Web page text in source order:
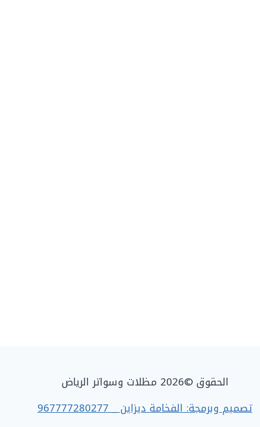
الحقوق ©2026 مظلات وسواتر الرياض
تصميم وبرمجة: الفخامة ديزاين _ 967777280277